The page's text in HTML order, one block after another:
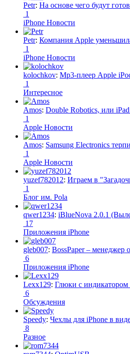
Petr: На основе чего будут
1
iPhone Новости
Petr: Компания Apple
1
iPhone Новости
kolochkov: Mp3-плеер Apple
1
Интересное
Amos: Double Robotics, или
1
Apple Новости
Amos: Samsung Electronics
1
Apple Новости
yuzef782012: Играем в
1
Блог им. Pola
qwer1234: iBlueNova 2.0.1
17
Приложения iPhone
gleb007: BossPaper – менеджер
6
Приложения iPhone
Lexx129: Глюки с индикатором
6
Обсуждения
Speedy: Чехлы для iPhone в
8
Разное